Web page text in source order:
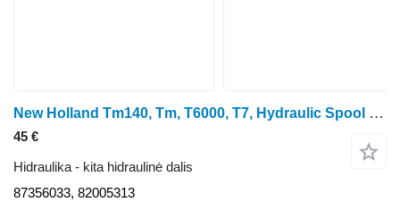
New Holland Tm140, Tm, T6000, T7, Hydraulic Spool Coupling 87356033, 8200531 ratinio traktoriaus
45 €
Hidraulika - kita hidraulinė dalis
87356033, 82005313